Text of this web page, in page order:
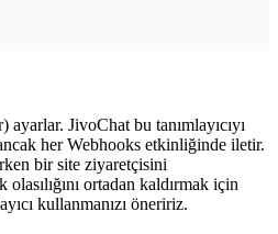
JivoChat bu tanımlayıcıyı
her Webhooks etkinliğinde iletir.
bir site ziyaretçisini
ortadan kaldırmak için
kullanmanızı öneririz.